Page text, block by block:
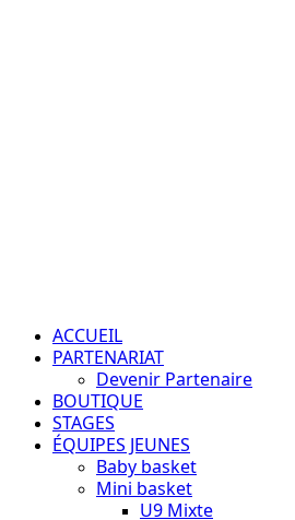
ACCUEIL
PARTENARIAT
Devenir Partenaire
BOUTIQUE
STAGES
ÉQUIPES JEUNES
Baby basket
Mini basket
U9 Mixte